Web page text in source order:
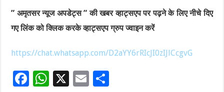
” अमृतसर न्यूज अपडेट्स ” की खबर व्हाट्सएप पर पढ़ने के लिए नीचे दिए
गए लिंक को क्लिक करके व्हाट्सएप ग्रुप ज्वाइन करें
https://chat.whatsapp.com/D2aYY6rRIcJI0zIJlCcgvG
F
W X
E